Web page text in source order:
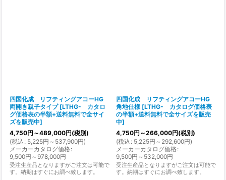
四国化成 リフティングアコーHG
両開き親子タイプ [LTHG- カタロ
グ価格表の半額+送料無料で全サイ
ズを販売中]
4,750円 ～489,000円(税別)
(税込 : 5,225円 ～537,900円)
メーカーカタログ価格:
9,500円 ～978,000円
受注生産品となりますがご注文は可能で
す。納期はすぐにお調べ致します。
四国化成 リフティングアコーHG
角地仕様 [LTHG- カタログ価格表
の半額+送料無料で全サイズを販売
中]
4,750円 ～266,000円(税別)
(税込 : 5,225円 ～292,600円)
メーカーカタログ価格:
9,500円 ～532,000円
受注生産品となりますがご注文は可能で
す。納期はすぐにお調べ致します。